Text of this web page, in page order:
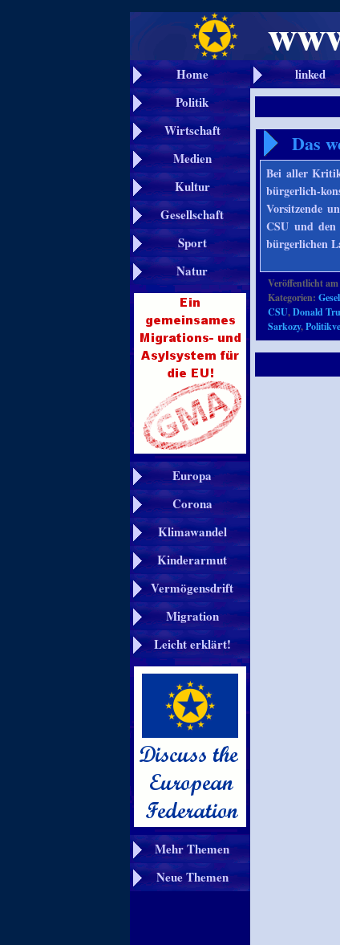
Home linked
Politik
Wirtschaft
Medien
Kultur
Gesellschaft
Sport
Natur
Europa
Corona
Klimawandel
Kinderarmut
Vermögensdrift
Migration
Leicht erklärt!
Mehr Themen
Neue Themen
Das
Bei aller
bürgerlich-
Vorsitzende
CSU und den
bürgerlichen
Veröffentlicht am
Kategorien:
CSU,Donald
Sarkozy,